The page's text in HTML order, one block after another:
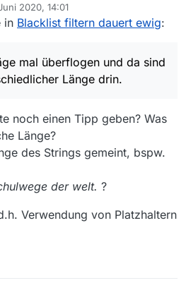
Blacklist mal bei mir eingebaut
supernagelneuer core i9 mit 16
scheint nicht das
sein mit 2GB Zuweisung aber es ist
wird also ordentlich etwas
zur Zeit. Ich muß das mal
ob ich da etwas optimieren
wo das Problem liegt.
kann ich schon mal sagen: Je länger
sind umso langsamer wird das
eine Menge in unterschiedlicher
2020, 14:01
in Blacklist filtern dauert ewig:
mal überflogen und da sind
Länge drin.
noch einen Tipp geben? Was
Länge?
des Strings gemeint, bspw.
der welt. ?
Verwendung von Platzhaltern